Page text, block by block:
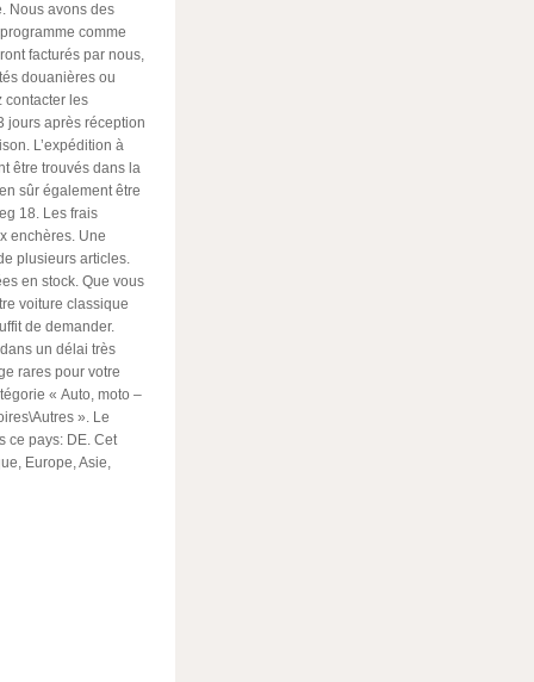
Nous avons des
comme
facturés par nous,
douanières ou
contacter les
jours après réception
L’expédition à
être trouvés dans la
sûr également être
18. Les frais
enchères. Une
plusieurs articles.
en stock. Que vous
voiture classique
de demander.
un délai très
rares pour votre
« Auto, moto –
». Le
ce pays: DE. Cet
Europe, Asie,